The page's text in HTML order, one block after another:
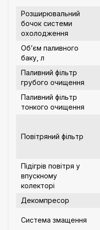
Розширювальний
бочок системи
охолодження
Об’єм паливного
баку, л
Паливний фільтр
грубого очищення
Паливний фільтр
тонкого очищення
Повітряний фільтр
Підігрів повітря у
впускному
колекторі
Декомпресор
Система змащення